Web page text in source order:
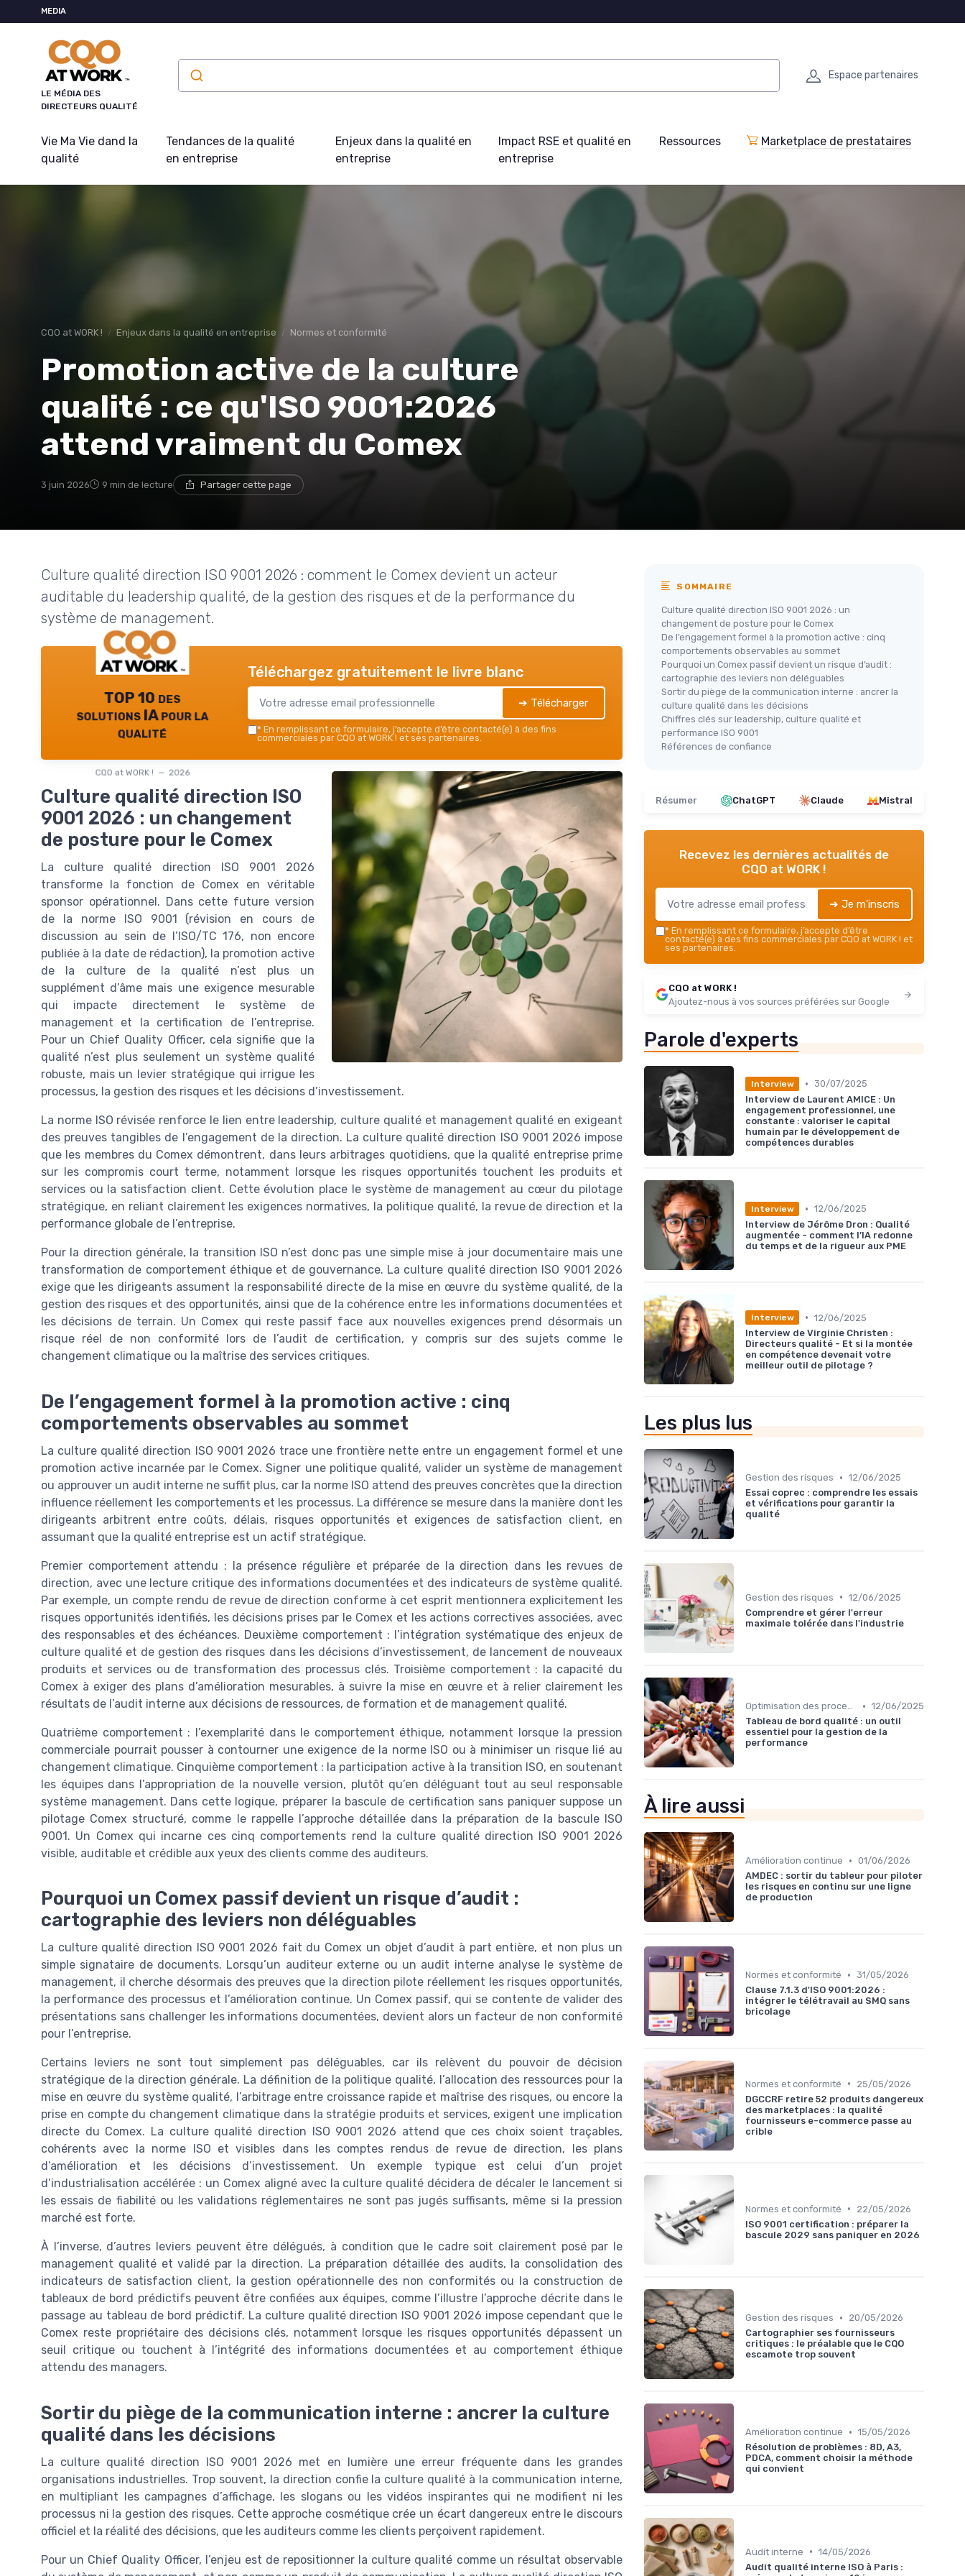
MEDIA
LE MÉDIA DES
DIRECTEURS QUALITÉ
Espace partenaires
Vie Ma Vie dand la
qualité
Tendances de la qualité
en entreprise
Enjeux dans la qualité en
entreprise
Impact RSE et qualité en
entreprise
Ressources Marketplace de prestataires
CQO at WORK ! Enjeux dans la qualité en entreprise Normes et conformité
Promotion active de la culture
qualité : ce qu'ISO 9001:2026
attend vraiment du Comex
3 juin 2026 9 min de lecture Partager cette page
Culture qualité direction ISO 9001 2026 : comment le Comex devient un acteur
auditable du leadership qualité, de la gestion des risques et de la performance du
système de management.
TOP 10 des
solutions IA pour la
qualité
CQO at WORK ! — 2026
Téléchargez gratuitement le livre blanc
➔ Télécharger
* En remplissant ce formulaire, j’accepte d’être contacté(e) à des fins
commerciales par CQO at WORK ! et ses partenaires.
Culture qualité direction ISO
9001 2026 : un changement
de posture pour le Comex
La culture qualité direction ISO 9001 2026
transforme la fonction de Comex en véritable
sponsor opérationnel. Dans cette future version
de la norme ISO 9001 (révision en cours de
discussion au sein de l’ISO/TC 176, non encore
publiée à la date de rédaction), la promotion active
de la culture de la qualité n’est plus un
supplément d’âme mais une exigence mesurable
qui impacte directement le système de
management et la certification de l’entreprise.
Pour un Chief Quality Officer, cela signifie que la
qualité n’est plus seulement un système qualité
robuste, mais un levier stratégique qui irrigue les
processus, la gestion des risques et les décisions d’investissement.
La norme ISO révisée renforce le lien entre leadership, culture qualité et management qualité en exigeant
des preuves tangibles de l’engagement de la direction. La culture qualité direction ISO 9001 2026 impose
que les membres du Comex démontrent, dans leurs arbitrages quotidiens, que la qualité entreprise prime
sur les compromis court terme, notamment lorsque les risques opportunités touchent les produits et
services ou la satisfaction client. Cette évolution place le système de management au cœur du pilotage
stratégique, en reliant clairement les exigences normatives, la politique qualité, la revue de direction et la
performance globale de l’entreprise.
Pour la direction générale, la transition ISO n’est donc pas une simple mise à jour documentaire mais une
transformation de comportement éthique et de gouvernance. La culture qualité direction ISO 9001 2026
exige que les dirigeants assument la responsabilité directe de la mise en œuvre du système qualité, de la
gestion des risques et des opportunités, ainsi que de la cohérence entre les informations documentées et
les décisions de terrain. Un Comex qui reste passif face aux nouvelles exigences prend désormais un
risque réel de non conformité lors de l’audit de certification, y compris sur des sujets comme le
changement climatique ou la maîtrise des services critiques.
De l’engagement formel à la promotion active : cinq
comportements observables au sommet
La culture qualité direction ISO 9001 2026 trace une frontière nette entre un engagement formel et une
promotion active incarnée par le Comex. Signer une politique qualité, valider un système de management
ou approuver un audit interne ne suffit plus, car la norme ISO attend des preuves concrètes que la direction
influence réellement les comportements et les processus. La différence se mesure dans la manière dont les
dirigeants arbitrent entre coûts, délais, risques opportunités et exigences de satisfaction client, en
assumant que la qualité entreprise est un actif stratégique.
Premier comportement attendu : la présence régulière et préparée de la direction dans les revues de
direction, avec une lecture critique des informations documentées et des indicateurs de système qualité.
Par exemple, un compte rendu de revue de direction conforme à cet esprit mentionnera explicitement les
risques opportunités identifiés, les décisions prises par le Comex et les actions correctives associées, avec
des responsables et des échéances. Deuxième comportement : l’intégration systématique des enjeux de
culture qualité et de gestion des risques dans les décisions d’investissement, de lancement de nouveaux
produits et services ou de transformation des processus clés. Troisième comportement : la capacité du
Comex à exiger des plans d’amélioration mesurables, à suivre la mise en œuvre et à relier clairement les
résultats de l’audit interne aux décisions de ressources, de formation et de management qualité.
Quatrième comportement : l’exemplarité dans le comportement éthique, notamment lorsque la pression
commerciale pourrait pousser à contourner une exigence de la norme ISO ou à minimiser un risque lié au
changement climatique. Cinquième comportement : la participation active à la transition ISO, en soutenant
les équipes dans l’appropriation de la nouvelle version, plutôt qu’en déléguant tout au seul responsable
système management. Dans cette logique, préparer la bascule de certification sans paniquer suppose un
pilotage Comex structuré, comme le rappelle l’approche détaillée dans la préparation de la bascule ISO
9001. Un Comex qui incarne ces cinq comportements rend la culture qualité direction ISO 9001 2026
visible, auditable et crédible aux yeux des clients comme des auditeurs.
Pourquoi un Comex passif devient un risque d’audit :
cartographie des leviers non déléguables
La culture qualité direction ISO 9001 2026 fait du Comex un objet d’audit à part entière, et non plus un
simple signataire de documents. Lorsqu’un auditeur externe ou un audit interne analyse le système de
management, il cherche désormais des preuves que la direction pilote réellement les risques opportunités,
la performance des processus et l’amélioration continue. Un Comex passif, qui se contente de valider des
présentations sans challenger les informations documentées, devient alors un facteur de non conformité
pour l’entreprise.
Certains leviers ne sont tout simplement pas déléguables, car ils relèvent du pouvoir de décision
stratégique de la direction générale. La définition de la politique qualité, l’allocation des ressources pour la
mise en œuvre du système qualité, l’arbitrage entre croissance rapide et maîtrise des risques, ou encore la
prise en compte du changement climatique dans la stratégie produits et services, exigent une implication
directe du Comex. La culture qualité direction ISO 9001 2026 attend que ces choix soient traçables,
cohérents avec la norme ISO et visibles dans les comptes rendus de revue de direction, les plans
d’amélioration et les décisions d’investissement. Un exemple typique est celui d’un projet
d’industrialisation accélérée : un Comex aligné avec la culture qualité décidera de décaler le lancement si
les essais de fiabilité ou les validations réglementaires ne sont pas jugés suffisants, même si la pression
marché est forte.
À l’inverse, d’autres leviers peuvent être délégués, à condition que le cadre soit clairement posé par le
management qualité et validé par la direction. La préparation détaillée des audits, la consolidation des
indicateurs de satisfaction client, la gestion opérationnelle des non conformités ou la construction de
tableaux de bord prédictifs peuvent être confiées aux équipes, comme l’illustre l’approche décrite dans le
passage au tableau de bord prédictif. La culture qualité direction ISO 9001 2026 impose cependant que le
Comex reste propriétaire des décisions clés, notamment lorsque les risques opportunités dépassent un
seuil critique ou touchent à l’intégrité des informations documentées et au comportement éthique
attendu des managers.
Sortir du piège de la communication interne : ancrer la culture
qualité dans les décisions
La culture qualité direction ISO 9001 2026 met en lumière une erreur fréquente dans les grandes
organisations industrielles. Trop souvent, la direction confie la culture qualité à la communication interne,
en multipliant les campagnes d’affichage, les slogans ou les vidéos inspirantes qui ne modifient ni les
processus ni la gestion des risques. Cette approche cosmétique crée un écart dangereux entre le discours
officiel et la réalité des décisions, que les auditeurs comme les clients perçoivent rapidement.
Pour un Chief Quality Officer, l’enjeu est de repositionner la culture qualité comme un résultat observable
SOMMAIRE
Culture qualité direction ISO 9001 2026 : un
changement de posture pour le Comex
De l’engagement formel à la promotion active : cinq
comportements observables au sommet
Pourquoi un Comex passif devient un risque d’audit :
cartographie des leviers non déléguables
Sortir du piège de la communication interne : ancrer la
culture qualité dans les décisions
Chiffres clés sur leadership, culture qualité et
performance ISO 9001
Références de confiance
Résumer ChatGPT Claude Mistral
Recevez les dernières actualités de
CQO at WORK !
➔ Je m'inscris
* En remplissant ce formulaire, j’accepte d’être
contacté(e) à des fins commerciales par CQO at WORK ! et
ses partenaires.
CQO at WORK !
Ajoutez-nous à vos sources préférées sur Google
Parole d'experts
Interview • 30/07/2025
Interview de Laurent AMICE : Un
engagement professionnel, une
constante : valoriser le capital
humain par le développement de
compétences durables
Interview • 12/06/2025
Interview de Jérôme Dron : Qualité
augmentée - comment l’IA redonne
du temps et de la rigueur aux PME
Interview • 12/06/2025
Interview de Virginie Christen :
Directeurs qualité - Et si la montée
en compétence devenait votre
meilleur outil de pilotage ?
Les plus lus
Gestion des risques • 12/06/2025
Essai coprec : comprendre les essais
et vérifications pour garantir la
qualité
Gestion des risques • 12/06/2025
Comprendre et gérer l'erreur
maximale tolérée dans l'industrie
Optimisation des processus • 12/06/2025
Tableau de bord qualité : un outil
essentiel pour la gestion de la
performance
À lire aussi
Amélioration continue • 01/06/2026
AMDEC : sortir du tableur pour piloter
les risques en continu sur une ligne
de production
Normes et conformité • 31/05/2026
Clause 7.1.3 d'ISO 9001:2026 :
intégrer le télétravail au SMQ sans
bricolage
Normes et conformité •
25/05/2026
DGCCRF retire 52 produits dangereux
des marketplaces : la qualité
fournisseurs e-commerce passe au
crible
Normes et conformité •
22/05/2026
ISO 9001 certification : préparer la
bascule 2029 sans paniquer en 2026
Gestion des risques •
20/05/2026
Cartographier ses fournisseurs
critiques : le préalable que le CQO
escamote trop souvent
Amélioration continue • 15/05/2026
Résolution de problèmes : 8D, A3,
PDCA, comment choisir la méthode
qui convient
Audit interne • 14/05/2026
Audit qualité interne ISO à Paris :
Panneau de gestion des cookies